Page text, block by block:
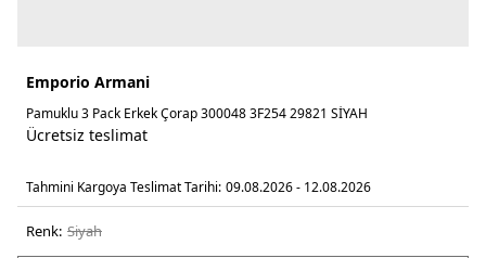
Emporio Armani
Pamuklu 3 Pack Erkek Çorap 300048 3F254 29821 SİYAH
Ücretsiz teslimat
Tahmini Kargoya Teslimat Tarihi: 09.08.2026 - 12.08.2026
Renk: si̇yah